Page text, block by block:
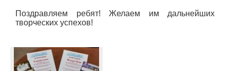
Поздравляем ребят! Желаем им дальнейших
творческих успехов!